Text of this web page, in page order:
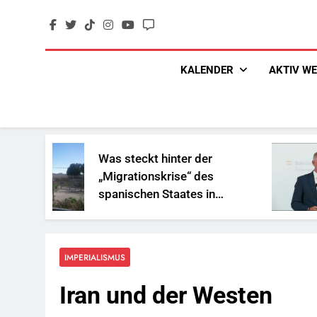
KALENDER AKTIV
Was steckt hinter der
„Migrationskrise“ des
spanischen Staates in
Nordafrika?
und
IMPERIALISMUS
Iran und der Westen